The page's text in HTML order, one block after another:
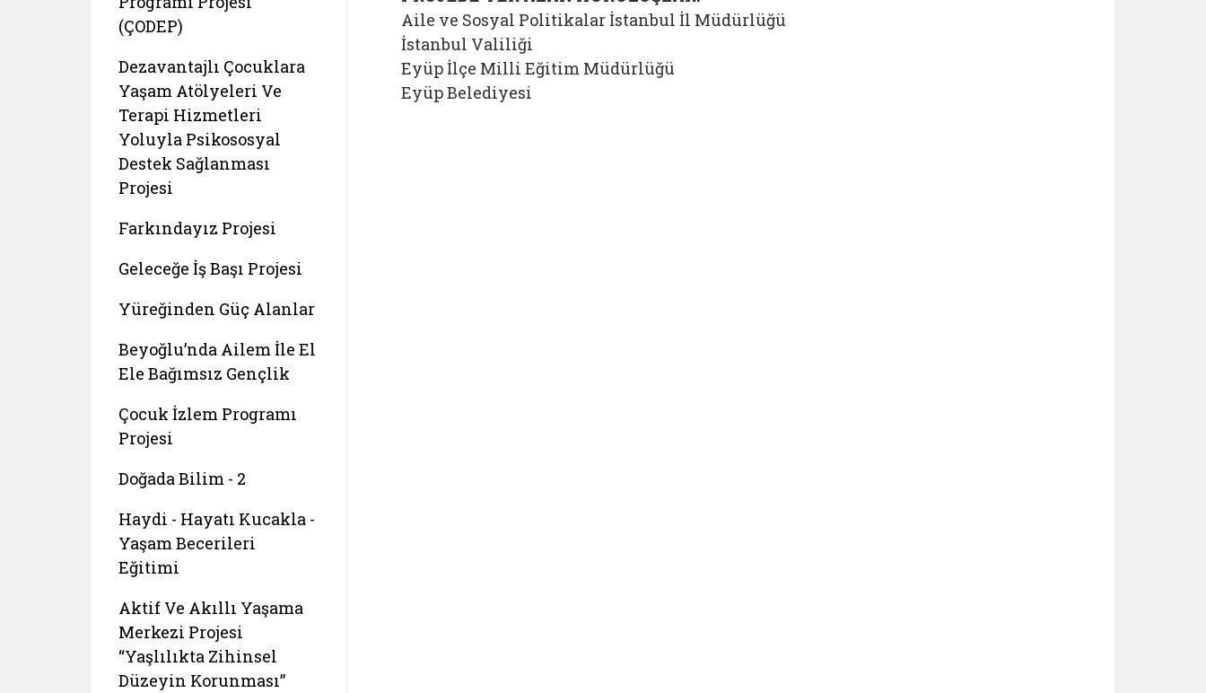
(ÇODEP)
Dezavantajlı Çocuklara
Yaşam Atölyeleri Ve
Terapi Hizmetleri
Yoluyla Psikososyal
Destek Sağlanması
Projesi
Farkındayız Projesi
Geleceğe İş Başı Projesi
Yüreğinden Güç Alanlar
Beyoğlu’nda Ailem İle El
Ele Bağımsız Gençlik
Çocuk İzlem Programı
Projesi
Doğada Bilim - 2
Haydi - Hayatı Kucakla -
Yaşam Becerileri
Eğitimi
Aktif Ve Akıllı Yaşama
Merkezi Projesi
“Yaşlılıkta Zihinsel
Düzeyin Korunması”
Aile ve Sosyal Politikalar İstanbul İl Müdürlüğü
İstanbul Valiliği
Eyüp İlçe Milli Eğitim Müdürlüğü
Eyüp Belediyesi